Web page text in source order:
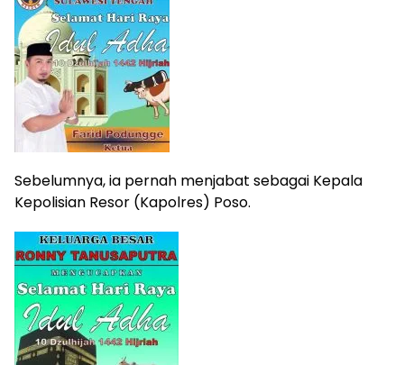
Sebelumnya, ia pernah menjabat sebagai Kepala
Kepolisian Resor (Kapolres) Poso.